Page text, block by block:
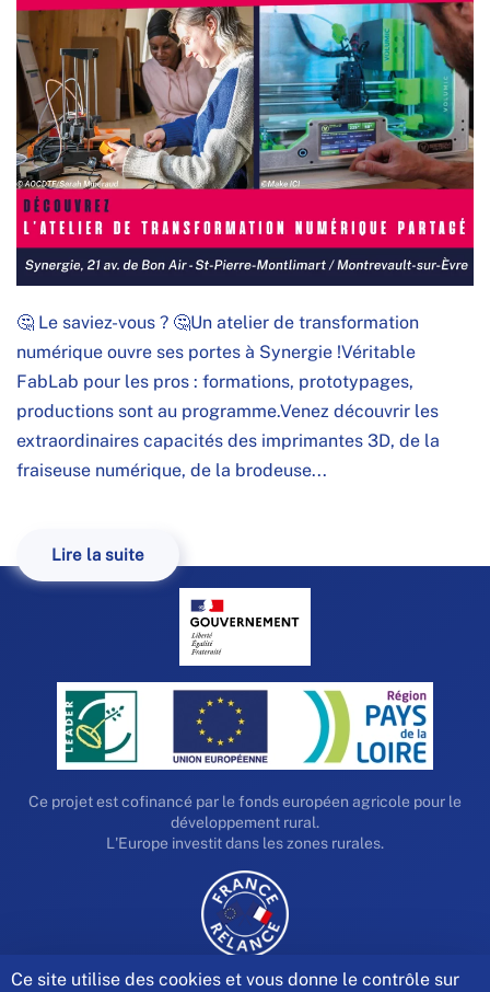
🤔 Le saviez-vous ? 🤔Un atelier de transformation
numérique ouvre ses portes à Synergie !Véritable
FabLab pour les pros : formations, prototypages,
productions sont au programme.Venez découvrir les
extraordinaires capacités des imprimantes 3D, de la
fraiseuse numérique, de la brodeuse...
Lire la suite
Ce projet est cofinancé par le fonds européen agricole pour le
développement rural.
L'Europe investit dans les zones rurales.
Ce site utilise des cookies et vous donne le contrôle sur